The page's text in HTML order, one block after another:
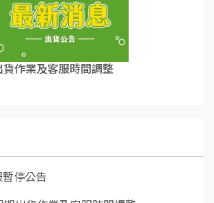
作業及客服時間調整
停公告